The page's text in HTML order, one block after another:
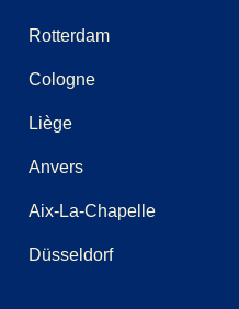
Rotterdam
Cologne
Liège
Anvers
Aix-La-Chapelle
Düsseldorf